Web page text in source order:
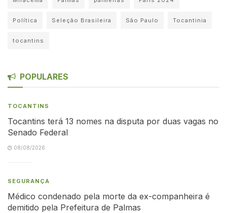
Política Seleção Brasileira São Paulo Tocantinia
tocantins
POPULARES
TOCANTINS
Tocantins terá 13 nomes na disputa por duas vagas no
Senado Federal
08/08/2026
SEGURANÇA
Médico condenado pela morte da ex-companheira é
demitido pela Prefeitura de Palmas